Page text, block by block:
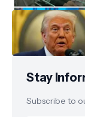
Stay
Subscribe to